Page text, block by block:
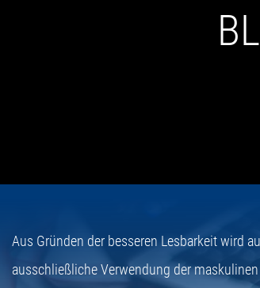
Aus Gründen der besseren Lesbarkeit wird
ausschließliche Verwendung der